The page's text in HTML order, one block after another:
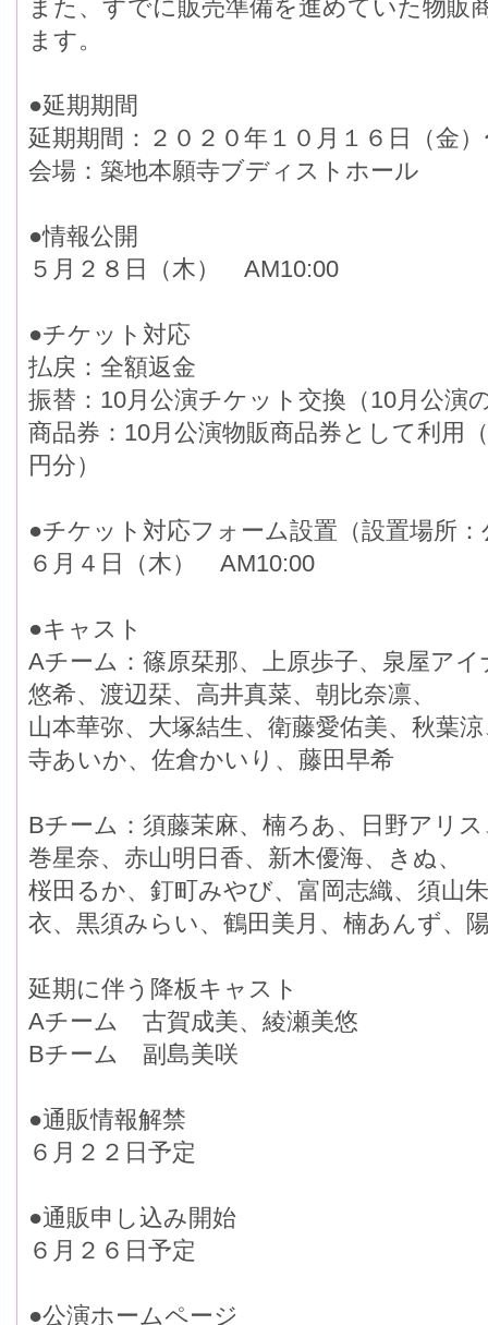
また、すでに販売準備を進めていた物販
ます。
●延期期間
延期期間：２０２０年１０月１６日（金
会場：築地本願寺ブディストホール
●情報公開
５月２８日（木） AM10:00
●チケット対応
払戻：全額返金
振替：10月公演チケット交換（10月公演
商品券：10月公演物販商品券として利用
円分）
●チケット対応フォーム設置（設置場所
６月４日（木） AM10:00
●キャスト
Aチーム：篠原栞那、上原歩子、泉屋ア
悠希、渡辺栞、高井真菜、朝比奈凛、
山本華弥、大塚結生、衛藤愛佑美、秋葉
寺あいか、佐倉かいり、藤田早希
Bチーム：須藤茉麻、楠ろあ、日野アリ
巻星奈、赤山明日香、新木優海、きぬ、
桜田るか、釘町みやび、富岡志織、須山
衣、黒須みらい、鶴田美月、楠あんず、
延期に伴う降板キャスト
Aチーム 古賀成美、綾瀬美悠
Bチーム 副島美咲
●通販情報解禁
６月２２日予定
●通販申し込み開始
６月２６日予定
●公演ホームページ